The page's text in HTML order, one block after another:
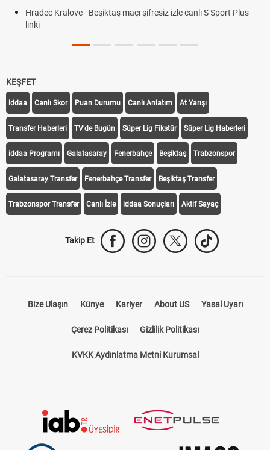
şifresiz izle canlı S Sport Plus
KEŞFET
iddaa Canlı Skor Puan Durumu Canlı Anlatım At Yarışı
Transfer Haberleri TV'de Bugün Süper Lig Fikstür Süper Lig Haberleri
iddaa Programı Galatasaray Fenerbahçe Beşiktaş Trabzonspor
Galatasaray Transfer Fenerbahçe Transfer Beşiktaş Transfer
Trabzonspor Transfer Canlı İzle iddaa Sonuçları Aktif Sayaç
Takip Et
Bize Ulaşın Künye Kariyer About US Yasal Uyarı
Çerez Politikası Gizlilik Politikası
KVKK Aydınlatma Metni Kurumsal